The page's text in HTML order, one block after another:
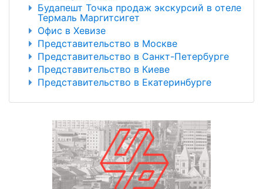
Будапешт Точка продаж экскурсий в отеле
Термаль Маргитсигет
Офис в Хевизе
Представительство в Москве
Представительство в Санкт-Петербурге
Представительство в Киеве
Представительство в Екатеринбурге